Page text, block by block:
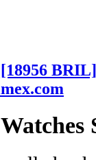
BRIL]